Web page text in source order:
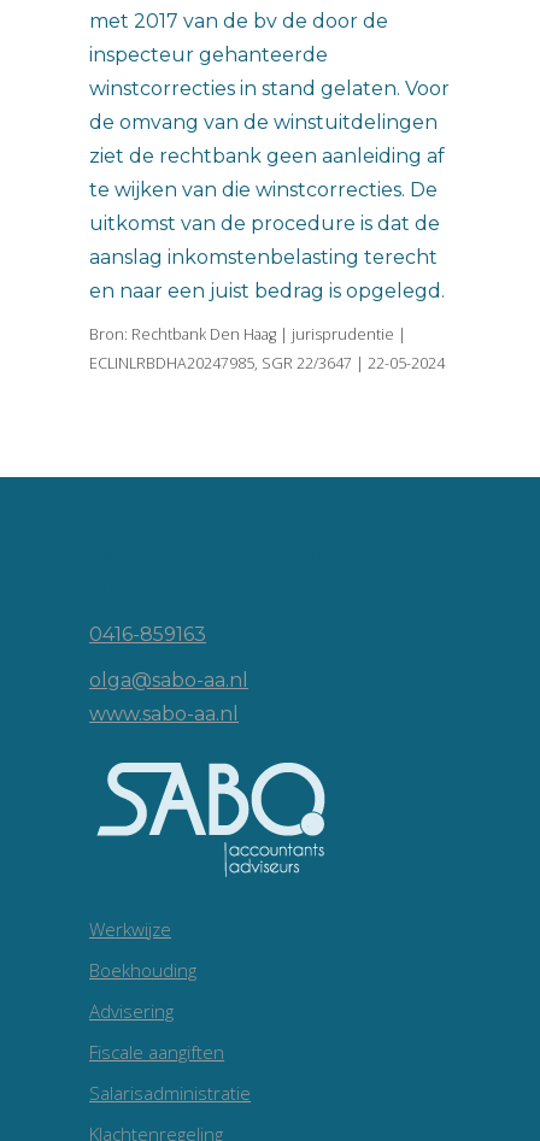
met 2017 van de bv de door de
inspecteur gehanteerde
winstcorrecties in stand gelaten. Voor
de omvang van de winstuitdelingen
ziet de rechtbank geen aanleiding af
te wijken van die winstcorrecties. De
uitkomst van de procedure is dat de
aanslag inkomstenbelasting terecht
en naar een juist bedrag is opgelegd.
Bron: Rechtbank Den Haag | jurisprudentie |
ECLINLRBDHA20247985, SGR 22/3647 | 22-05-2024
0416-859163
olga@sabo-aa.nl
www.sabo-aa.nl
Werkwijze
Boekhouding
Advisering
Fiscale aangiften
Salarisadministratie
Klachtenregeling